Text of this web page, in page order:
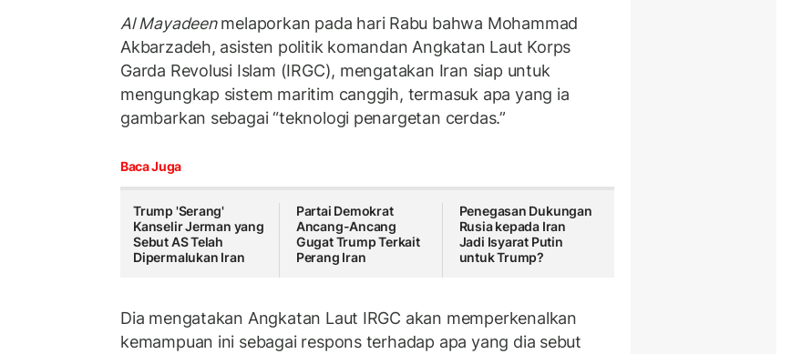
Al Mayadeenmelaporkan pada hari Rabu bahwa Mohammad
Akbarzadeh, asisten politik komandan Angkatan Laut Korps
Garda Revolusi Islam (IRGC), mengatakan Iran siap untuk
mengungkap sistem maritim canggih, termasuk apa yang ia
gambarkan sebagai “teknologi penargetan cerdas.”
Baca Juga
Trump 'Serang'
Kanselir Jerman yang
Sebut AS Telah
Dipermalukan Iran
Partai Demokrat
Ancang-Ancang
Gugat Trump Terkait
Perang Iran
Penegasan Dukungan
Rusia kepada Iran
Jadi Isyarat Putin
untuk Trump?
Dia mengatakan Angkatan Laut IRGC akan memperkenalkan
kemampuan ini sebagai respons terhadap apa yang dia sebut